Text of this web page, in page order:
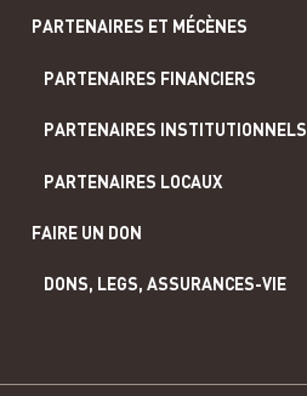
PARTENAIRES ET MÉCÈNES
PARTENAIRES FINANCIERS
PARTENAIRES INSTITUTIONNELS
PARTENAIRES LOCAUX
FAIRE UN DON
DONS, LEGS, ASSURANCES-VIE